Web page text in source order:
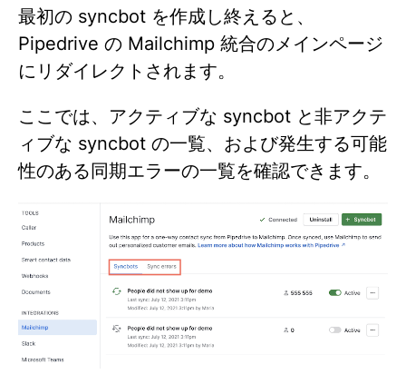
最初の syncbot を作成し終えると、
Pipedrive の Mailchimp 統合のメインページ
にリダイレクトされます。
ここでは、アクティブな syncbot と非アクテ
ィブな syncbot の一覧、および発生する可能
性のある同期エラーの一覧を確認できます。